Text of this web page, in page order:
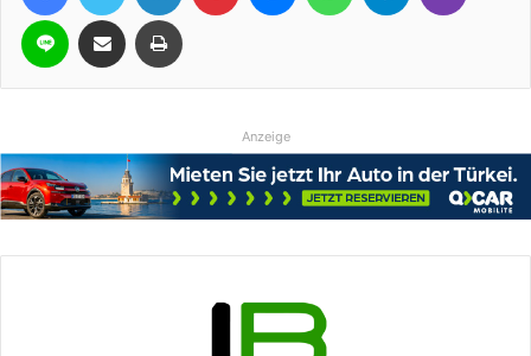
Line Teile per E-Mail Drucken
Anzeige